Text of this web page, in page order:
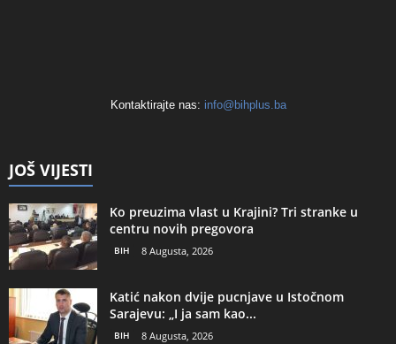
Kontaktirajte nas: info@bihplus.ba
JOŠ VIJESTI
Ko preuzima vlast u Krajini? Tri stranke u
centru novih pregovora
BIH 8 Augusta, 2026
Katić nakon dvije pucnjave u Istočnom
Sarajevu: „I ja sam kao...
BIH 8 Augusta, 2026